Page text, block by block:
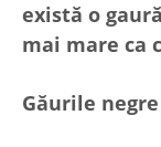
există o
mai mare ca
Găurile negre